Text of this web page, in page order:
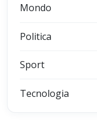
Mondo
Politica
Sport
Tecnologia